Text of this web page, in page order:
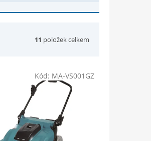
11 položek celkem
Kód: MA-VS001GZ